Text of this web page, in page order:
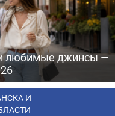
любимые джинсы —
И